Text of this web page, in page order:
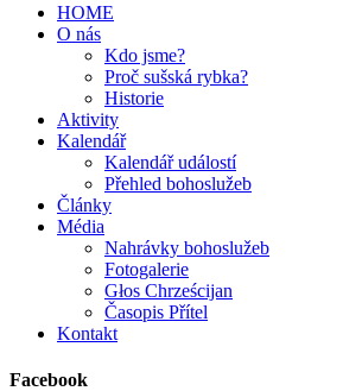
HOME
O nás
Kdo jsme?
Proč sušská rybka?
Historie
Aktivity
Kalendář
Kalendář událostí
Přehled bohoslužeb
Články
Média
Nahrávky bohoslužeb
Fotogalerie
Głos Chrześcijan
Časopis Přítel
Kontakt
Facebook